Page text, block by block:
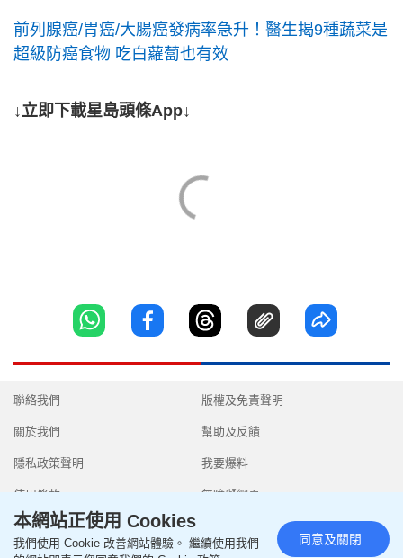
前列腺癌/胃癌/大腸癌發病率急升！醫生揭9種蔬菜是
超級防癌食物 吃白蘿蔔也有效
↓立即下載星島頭條App↓
聯絡我們
關於我們
隱私政策聲明
使用條款
版權及免責聲明
幫助及反饋
我要爆料
無障礙網頁
本網站正使用 Cookies
我們使用 Cookie 改善網站體驗。 繼續使用我們
同意及關閉